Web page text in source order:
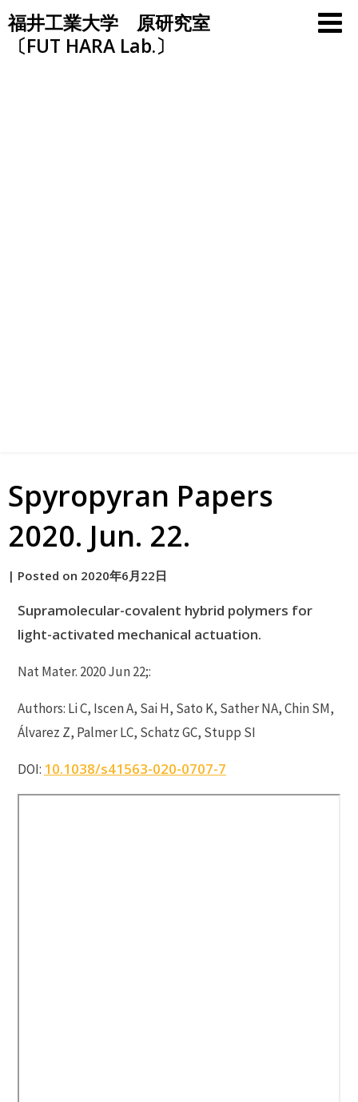
Skip
to
content
福井工業大学 原研究室
〔FUT HARA Lab.〕
Spyropyran Papers
2020. Jun. 22.
by
| Posted on 2020年6月22日
Supramolecular-covalent hybrid polymers for
light-activated mechanical actuation.
Nat Mater. 2020 Jun 22;:
Authors: Li C, Iscen A, Sai H, Sato K, Sather NA, Chin SM,
Álvarez Z, Palmer LC, Schatz GC, Stupp SI
DOI: 10.1038/s41563-020-0707-7